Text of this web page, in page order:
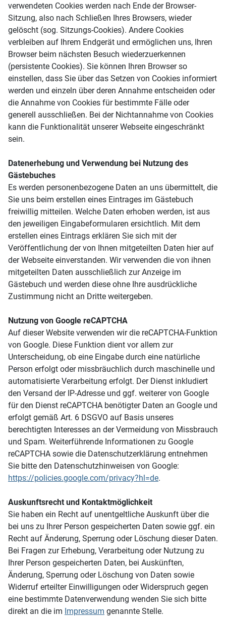
verwendeten Cookies werden nach Ende der Browser-
Sitzung, also nach Schließen Ihres Browsers, wieder
gelöscht (sog. Sitzungs-Cookies). Andere Cookies
verbleiben auf Ihrem Endgerät und ermöglichen uns, Ihren
Browser beim nächsten Besuch wiederzuerkennen
(persistente Cookies). Sie können Ihren Browser so
einstellen, dass Sie über das Setzen von Cookies informiert
werden und einzeln über deren Annahme entscheiden oder
die Annahme von Cookies für bestimmte Fälle oder
generell ausschließen. Bei der Nichtannahme von Cookies
kann die Funktionalität unserer Webseite eingeschränkt
sein.
Datenerhebung und Verwendung bei Nutzung des
Gästebuches
Es werden personenbezogene Daten an uns übermittelt, die
Sie uns beim erstellen eines Eintrages im Gästebuch
freiwillig mitteilen. Welche Daten erhoben werden, ist aus
den jeweiligen Eingabeformularen ersichtlich. Mit dem
erstellen eines Eintrags erklären Sie sich mit der
Veröffentlichung der von Ihnen mitgeteilten Daten hier auf
der Webseite einverstanden. Wir verwenden die von ihnen
mitgeteilten Daten ausschließlich zur Anzeige im
Gästebuch und werden diese ohne Ihre ausdrückliche
Zustimmung nicht an Dritte weitergeben.
Nutzung von Google reCAPTCHA
Auf dieser Website verwenden wir die reCAPTCHA-Funktion
von Google. Diese Funktion dient vor allem zur
Unterscheidung, ob eine Eingabe durch eine natürliche
Person erfolgt oder missbräuchlich durch maschinelle und
automatisierte Verarbeitung erfolgt. Der Dienst inkludiert
den Versand der IP-Adresse und ggf. weiterer von Google
für den Dienst reCAPTCHA benötigter Daten an Google und
erfolgt gemäß Art. 6 DSGVO auf Basis unseres
berechtigten Interesses an der Vermeidung von Missbrauch
und Spam. Weiterführende Informationen zu Google
reCAPTCHA sowie die Datenschutzerklärung entnehmen
Sie bitte den Datenschutzhinweisen von Google:
https://policies.google.com/privacy?hl=de.
Auskunftsrecht und Kontaktmöglichkeit
Sie haben ein Recht auf unentgeltliche Auskunft über die
bei uns zu Ihrer Person gespeicherten Daten sowie ggf. ein
Recht auf Änderung, Sperrung oder Löschung dieser Daten.
Bei Fragen zur Erhebung, Verarbeitung oder Nutzung zu
Ihrer Person gespeicherten Daten, bei Auskünften,
Änderung, Sperrung oder Löschung von Daten sowie
Widerruf erteilter Einwilligungen oder Widerspruch gegen
eine bestimmte Datenverwendung wenden Sie sich bitte
direkt an die im Impressum genannte Stelle.